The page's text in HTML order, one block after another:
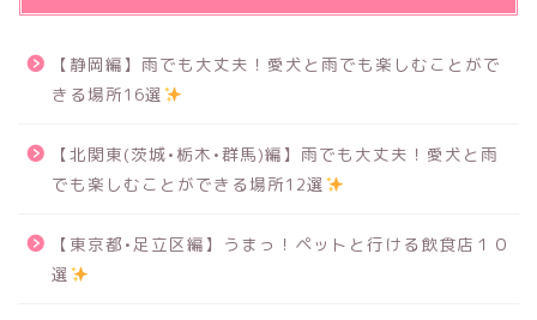
【静岡編】雨でも大丈夫！愛犬と雨でも楽しむことがで
きる場所16選
【北関東(茨城•栃木•群馬)編】雨でも大丈夫！愛犬と雨
でも楽しむことができる場所12選
【東京都•足立区編】うまっ！ペットと行ける飲食店１０
選